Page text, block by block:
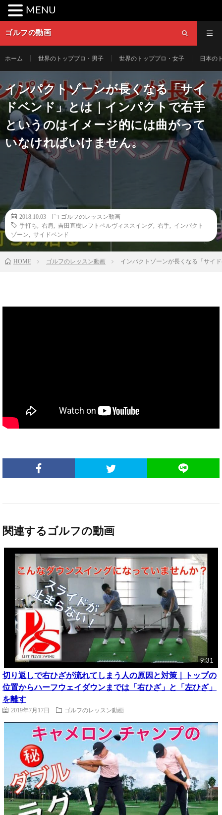
ゴルフの動画
ホーム 世界のトッププロ・男子 世界のトッププロ・女子 日本の
インパクトゾーンが長くなる「サイ
ドベンド」とは｜インパクトで右手
というのはイメージ的には曲がって
いなければいけません。
2018.10.03
ゴルフのレッスン動画
手打ち
右肩 吉田直樹レフトペルヴィススイング 右手
インパクト
ゾーン
サイドベンド
HOME ゴルフのレッスン動画 インパクトゾーンが長くなる「サイ
関連するゴルフの動画
9:31
切り返しで右ひざが流れてしまう人の原因と対策｜トップの
位置からハーフウェイダウンまでは「右ひざ」と「左ひざ」
を離す
2019年7月17日 ゴルフのレッスン動画
MENU